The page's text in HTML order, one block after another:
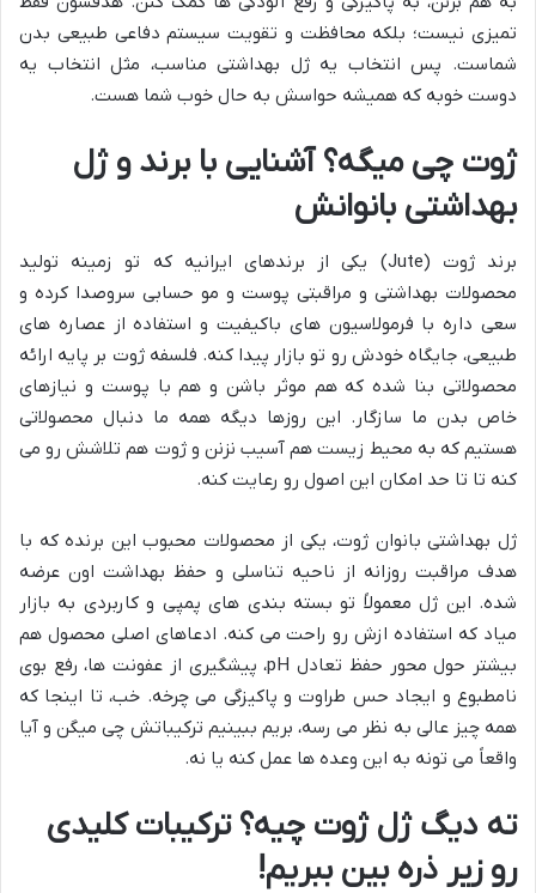
تمیزی نیست؛ بلکه محافظت و تقویت سیستم دفاعی طبیعی بدن
شماست. پس انتخاب یه ژل بهداشتی مناسب، مثل انتخاب یه
دوست خوبه که همیشه حواسش به حال خوب شما هست.
ژوت چی میگه؟ آشنایی با برند و ژل
بهداشتی بانوانش
برند ژوت (Jute) یکی از برندهای ایرانیه که تو زمینه تولید
محصولات بهداشتی و مراقبتی پوست و مو حسابی سروصدا کرده و
سعی داره با فرمولاسیون های باکیفیت و استفاده از عصاره های
طبیعی، جایگاه خودش رو تو بازار پیدا کنه. فلسفه ژوت بر پایه ارائه
محصولاتی بنا شده که هم موثر باشن و هم با پوست و نیازهای
خاص بدن ما سازگار. این روزها دیگه همه ما دنبال محصولاتی
هستیم که به محیط زیست هم آسیب نزنن و ژوت هم تلاشش رو می
کنه تا تا حد امکان این اصول رو رعایت کنه.
ژل بهداشتی بانوان ژوت، یکی از محصولات محبوب این برنده که با
هدف مراقبت روزانه از ناحیه تناسلی و حفظ بهداشت اون عرضه
شده. این ژل معمولاً تو بسته بندی های پمپی و کاربردی به بازار
میاد که استفاده ازش رو راحت می کنه. ادعاهای اصلی محصول هم
بیشتر حول محور حفظ تعادل pH، پیشگیری از عفونت ها، رفع بوی
نامطبوع و ایجاد حس طراوت و پاکیزگی می چرخه. خب، تا اینجا که
همه چیز عالی به نظر می رسه، بریم ببینیم ترکیباتش چی میگن و آیا
واقعاً می تونه به این وعده ها عمل کنه یا نه.
ته دیگ ژل ژوت چیه؟ ترکیبات کلیدی
رو زیر ذره بین ببریم!